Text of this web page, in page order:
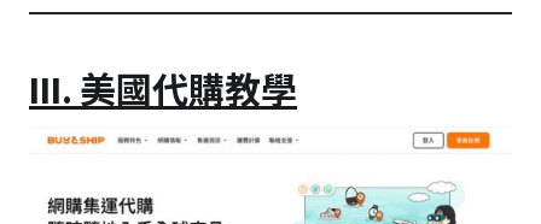
III. 美國代購教學